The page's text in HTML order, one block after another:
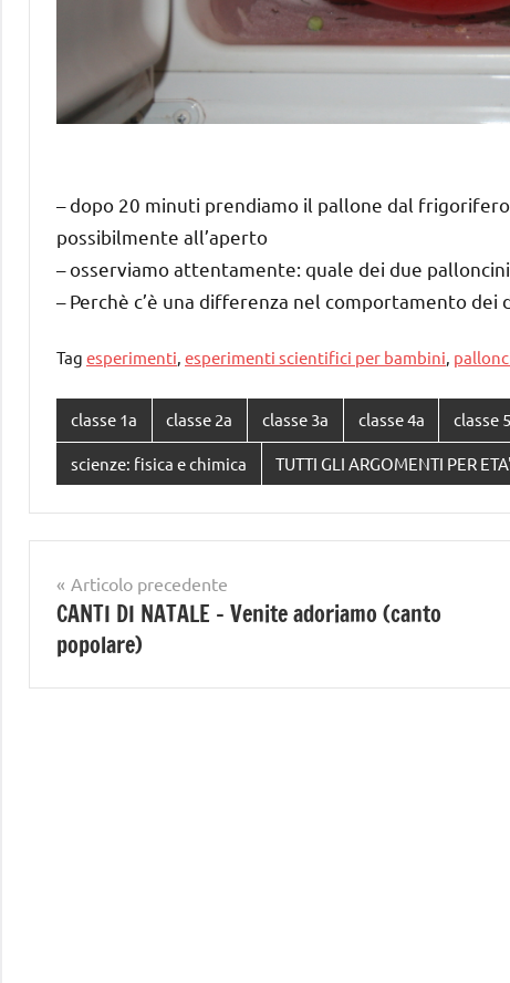
– dopo 20 minuti prendiamo il pallone dal
possibilmente all’aperto
– osserviamo attentamente: quale dei due
– Perchè c’è una differenza nel comportamento dei
Tag esperimenti, esperimenti scientifici per bambini,
classe 1a classe 2a classe 3a classe 4a classe
scienze: fisica e chimica TUTTI GLI ARGOMENTI PER ETA'
Navigazione
articoli
Articolo precedente
CANTI DI NATALE – Venite adoriamo (canto
popolare)